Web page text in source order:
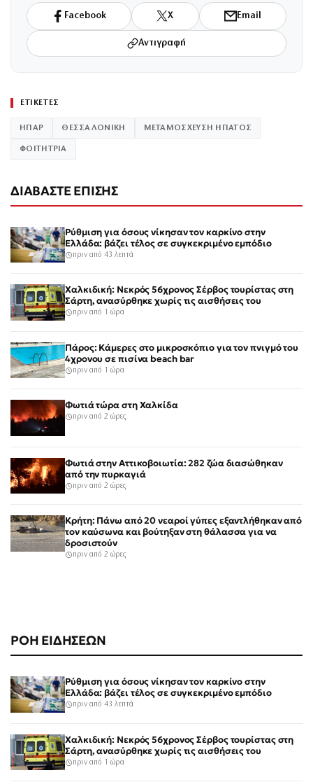
ΡΟΗ ΕΙΔΗΣΕΩΝ
Ρύθμιση για όσους νίκησαν τον καρκίνο στην
Ελλάδα: βάζει τέλος σε συγκεκριμένο εμπόδιο
πριν από 43 λεπτά
Χαλκιδική: Νεκρός 56χρονος Σέρβος τουρίστας στη
Σάρτη, ανασύρθηκε χωρίς τις αισθήσεις του
πριν από 1 ώρα
Facebook X Email
Αντιγραφή
ΕΤΙΚΕΤΕΣ
ΗΠΑΡ ΘΕΣΣΑΛΟΝΙΚΗ ΜΕΤΑΜΟΣΧΕΥΣΗ ΗΠΑΤΟΣ
ΦΟΙΤΗΤΡΙΑ
ΔΙΑΒΑΣΤΕ ΕΠΙΣΗΣ
Ρύθμιση για όσους νίκησαν τον καρκίνο στην
Ελλάδα: βάζει τέλος σε συγκεκριμένο εμπόδιο
πριν από 43 λεπτά
Χαλκιδική: Νεκρός 56χρονος Σέρβος τουρίστας στη
Σάρτη, ανασύρθηκε χωρίς τις αισθήσεις του
πριν από 1 ώρα
Πάρος: Κάμερες στο μικροσκόπιο για τον πνιγμό του
4χρονου σε πισίνα beach bar
πριν από 1 ώρα
Φωτιά τώρα στη Χαλκίδα
πριν από 2 ώρες
Φωτιά στην Αττικοβοιωτία: 282 ζώα διασώθηκαν
από την πυρκαγιά
πριν από 2 ώρες
Κρήτη: Πάνω από 20 νεαροί γύπες εξαντλήθηκαν από
τον καύσωνα και βούτηξαν στη θάλασσα για να
δροσιστούν
πριν από 2 ώρες